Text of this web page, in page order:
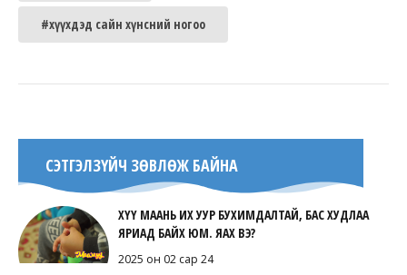
#хүүхдэд сайн хүнсний ногоо
СЭТГЭЛЗҮЙЧ ЗӨВЛӨЖ БАЙНА
ХҮҮ МААНЬ ИХ УУР БУХИМДАЛТАЙ, БАС ХУДЛАА
ЯРИАД БАЙХ ЮМ. ЯАХ ВЭ?
2025 он 02 сар 24